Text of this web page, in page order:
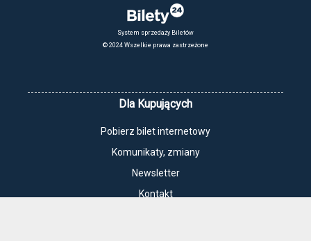
System sprzedaży Biletów
© 2024 Wszelkie prawa zastrzeżone
Dla Kupujących
Pobierz bilet internetowy
Komunikaty, zmiany
Newsletter
Kontakt